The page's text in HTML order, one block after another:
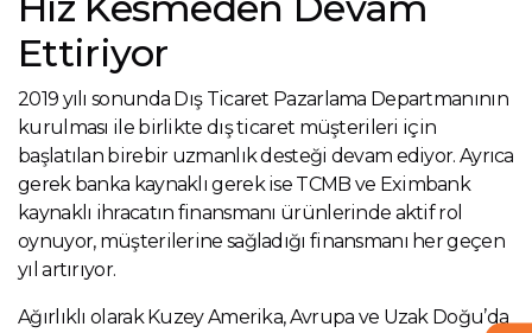
Ettiriyor
2019 yılı sonunda Dış Ticaret Pazarlama Departmanının
kurulması ile birlikte dış ticaret müşterileri için
başlatılan birebir uzmanlık desteği devam ediyor. Ayrıca
gerek banka kaynaklı gerek ise TCMB ve Eximbank
kaynaklı ihracatın finansmanı ürünlerinde aktif rol
oynuyor, müşterilerine sağladığı finansmanı her geçen
yıl artırıyor.
Ağırlıklı olarak Kuzey Amerika, Avrupa ve Uzak Doğu’da